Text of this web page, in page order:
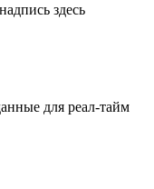
здесь
для реал-тайм